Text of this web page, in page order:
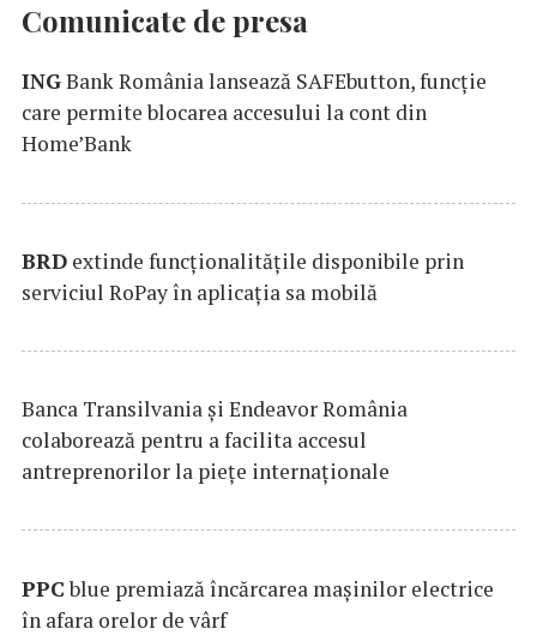
Comunicate de presa
INGBank România lansează SAFEbutton, funcţie
care permite blocarea accesului la cont din
Home’Bank
BRD extinde funcţionalităţile disponibile prin
serviciul RoPay în aplicaţia sa mobilă
Banca Transilvania şi Endeavor România
colaborează pentru a facilita accesul
antreprenorilor la pieţe internaţionale
PPCblue premiază încărcarea maşinilor electrice
în afara orelor de vârf